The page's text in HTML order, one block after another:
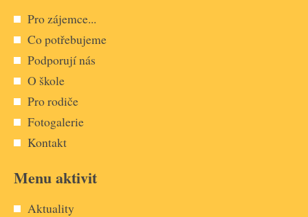
Pro zájemce...
Co potřebujeme
Podporují nás
O škole
Pro rodiče
Fotogalerie
Kontakt
Menu aktivit
Aktuality